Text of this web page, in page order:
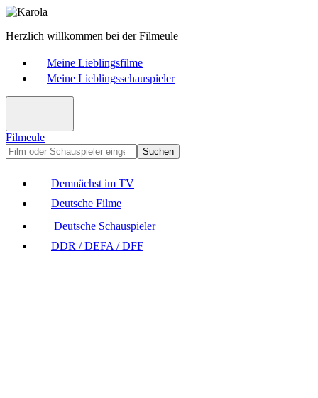
Herzlich willkommen bei der Filmeule
Meine Lieblingsfilme
Meine Lieblingsschauspieler
Filmeule
Suchen
Demnächst im TV
Deutsche Filme
Deutsche Schauspieler
DDR / DEFA / DFF